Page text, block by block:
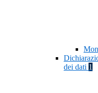
dei dati 1